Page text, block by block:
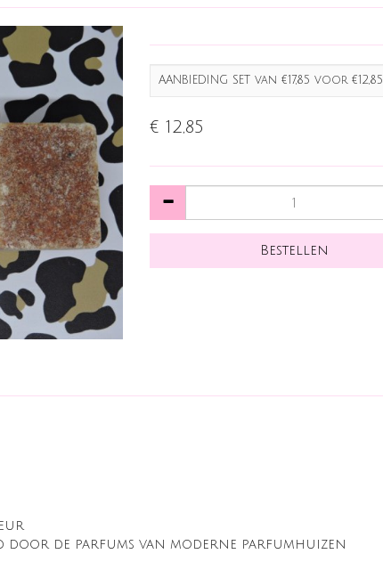
AANBIEDING SET van €17,85 voor €12,85
€ 12,85
door de parfums van moderne parfumhuizen